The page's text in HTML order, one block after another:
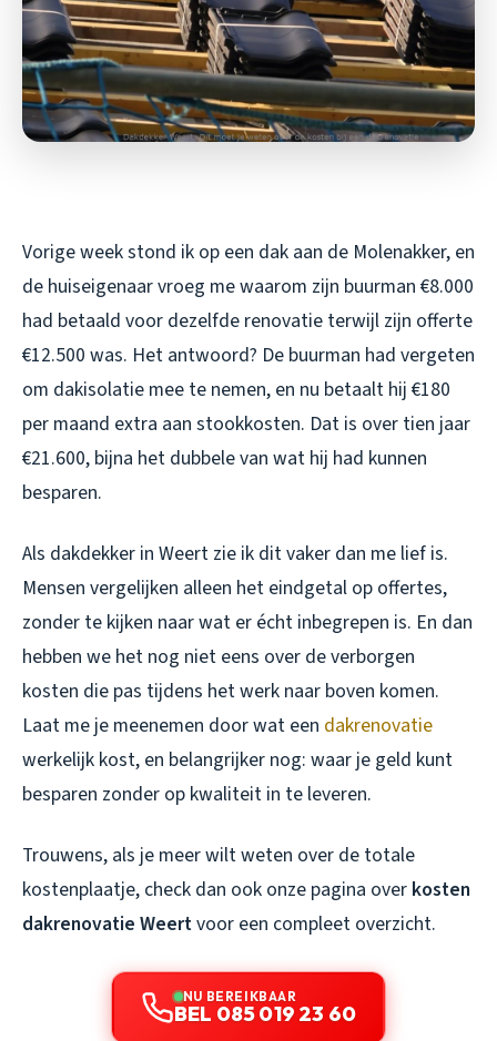
Vorige week stond ik op een dak aan de Molenakker, en
de huiseigenaar vroeg me waarom zijn buurman €8.000
had betaald voor dezelfde renovatie terwijl zijn offerte
€12.500 was. Het antwoord? De buurman had vergeten
om dakisolatie mee te nemen, en nu betaalt hij €180
per maand extra aan stookkosten. Dat is over tien jaar
€21.600, bijna het dubbele van wat hij had kunnen
besparen.
Als dakdekker in Weert zie ik dit vaker dan me lief is.
Mensen vergelijken alleen het eindgetal op offertes,
zonder te kijken naar wat er écht inbegrepen is. En dan
hebben we het nog niet eens over de verborgen
kosten die pas tijdens het werk naar boven komen.
Laat me je meenemen door wat een dakrenovatie
werkelijk kost, en belangrijker nog: waar je geld kunt
besparen zonder op kwaliteit in te leveren.
Trouwens, als je meer wilt weten over de totale
kostenplaatje, check dan ook onze pagina over kosten
dakrenovatie Weertvoor een compleet overzicht.
NU BEREIKBAAR
BEL 085 019 23 60